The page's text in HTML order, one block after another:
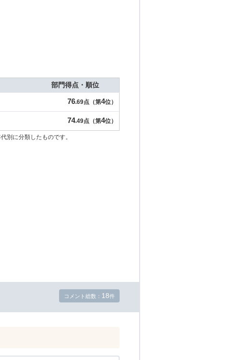
部門得点・順位
76.69点（第4位）
74.49点（第4位）
別に分類したものです。
コメント総数： 18件